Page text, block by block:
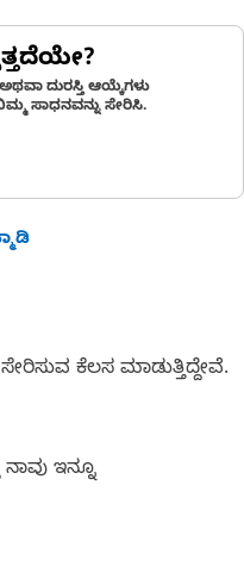
ದುರಸ್ತಿ ಆಯ್ಕೆಗಳು
ಸಾಧನವನ್ನು ಸೇರಿಸಿ.
ಕೆಲಸ ಮಾಡುತ್ತಿದ್ದೇವೆ.
ಇನ್ನೂ